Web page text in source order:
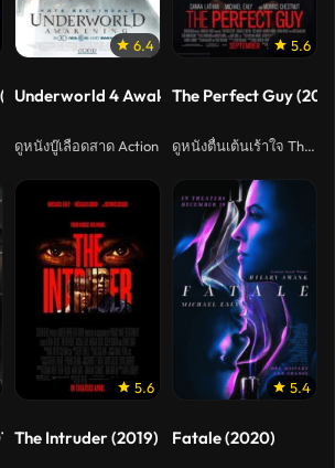
เร็วแรงทะลุนรก 2
6.4
Underworld 4 Awakening (2012) สงคราม
ดูหนังบู๊เลือดสาด Action
5.6
The Perfect Guy
ดูหนังตื่นเต้นเร้าใจ Thriller
5.6
The Intruder (2019) จิตหลอนระห่ำบ้าน
5.4
Fatale (2020)